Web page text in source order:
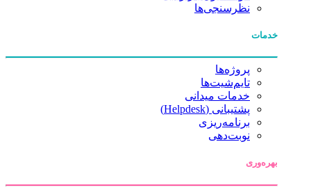
نظرسنجی‌ها
خدمات
پروژه‌ها
تایم‌شیت‌ها
خدمات میدانی
پشتیبانی (Helpdesk)
برنامه‌ریزی
نوبت‌دهی
بهره‌وری